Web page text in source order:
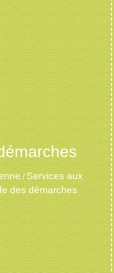
/ Services aux
des démarches